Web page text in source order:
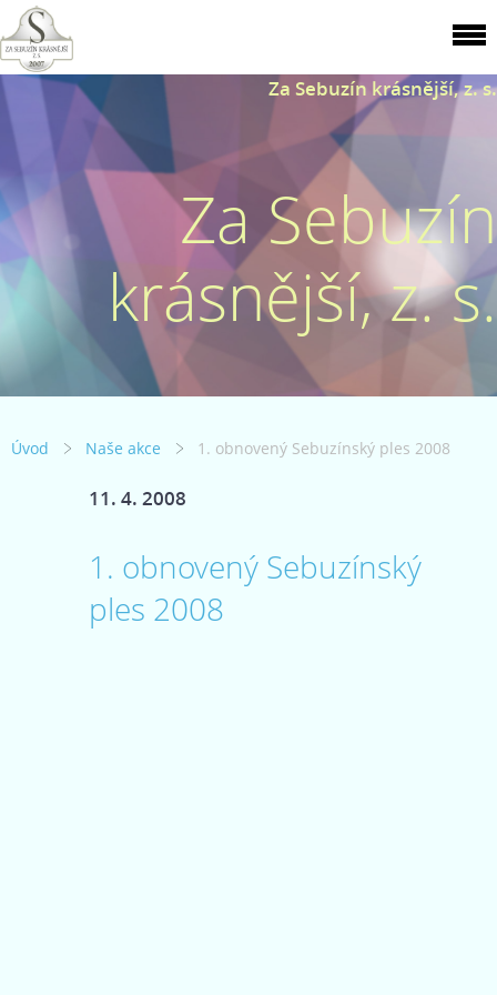
Za Sebuzín krásnější, z. s.
Za Sebuzín
krásnější, z. s.
Úvod Naše akce 1. obnovený Sebuzínský ples 2008
11. 4. 2008
1. obnovený Sebuzínský
ples 2008